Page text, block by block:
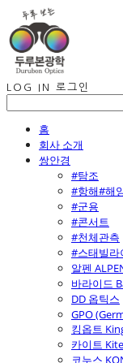
LOG IN 로그인
홈
회사 소개
쌍안경
#탐조
#항해#해
#군용
#콘서트
#천체관측
#스태빌라
알펜
바라이드
DD 옵틱스
GPO
킹옵트
카이트
코누스